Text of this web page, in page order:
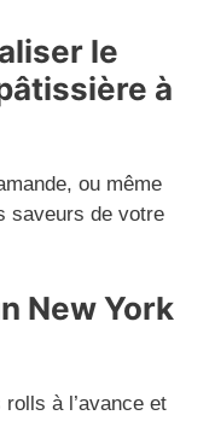
le
à
ou même
saveurs de votre
New York
à l’avance et